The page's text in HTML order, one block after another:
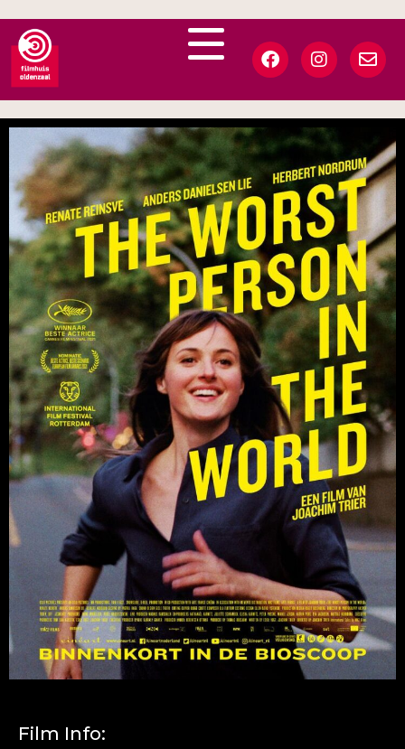
Film Info: